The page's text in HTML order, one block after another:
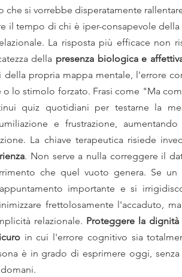
si vorrebbe disperatamente
il tempo di chi è iper-consapevole
La risposta più efficace non
della presenza biologica e
propria mappa mentale, l'errore
lo stimolo forzato. Frasi come "Ma
quiz quotidiani per testarne la
e frustrazione,
La chiave terapeutica risiede
. Non serve a nulla correggere il
che quel vuoto genera. Se
importante e si
frettolosamente l'accaduto,
relazionale. Proteggere la dignità
in cui l'errore cognitivo sia
è in grado di esprimere oggi,